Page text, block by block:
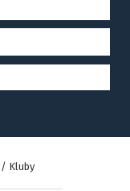
/ Kluby